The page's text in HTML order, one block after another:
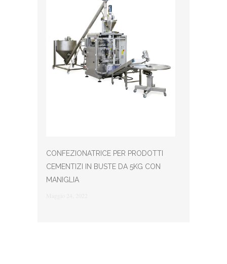
CONFEZIONATRICE PER PRODOTTI
CEMENTIZI IN BUSTE DA 5KG CON
MANIGLIA